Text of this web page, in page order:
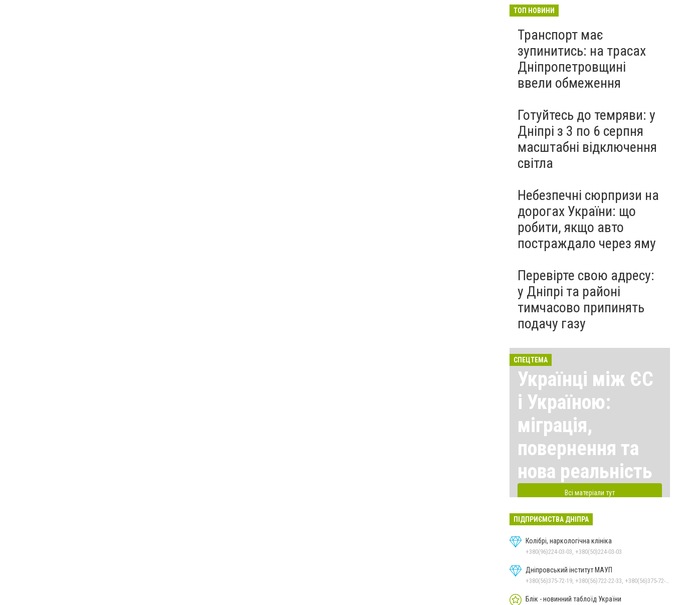
ТОП НОВИНИ
Транспорт має
зупинитись: на трасах
Дніпропетровщині
ввели обмеження
Готуйтесь до темряви: у
Дніпрі з 3 по 6 серпня
масштабні відключення
світла
Небезпечні сюрпризи на
дорогах України: що
робити, якщо авто
постраждало через яму
Перевірте свою адресу:
у Дніпрі та районі
тимчасово припинять
подачу газу
СПЕЦТЕМА
Українці між ЄС
і Україною:
міграція,
повернення та
нова реальність
Всі матеріали тут
ПІДПРИЄМСТВА ДНІПРА
Колібрі, наркологічна клініка
+380(96)224-03-03, +380(50)224-03-03
Дніпровський інститут МАУП
Блік - новинний таблоїд України